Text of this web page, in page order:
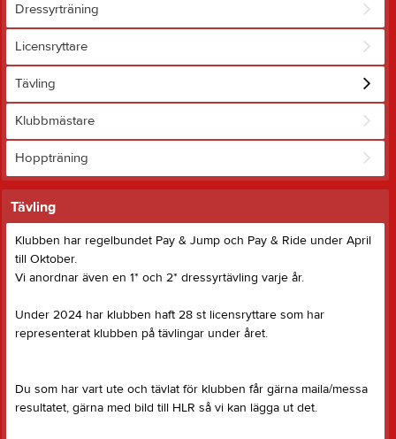
Dressyrträning
Licensryttare
Tävling
Klubbmästare
Hoppträning
Tävling
Klubben har regelbundet Pay & Jump och Pay & Ride under April
till Oktober.
Vi anordnar även en 1* och 2* dressyrtävling varje år.
Under 2024 har klubben haft 28 st licensryttare som har
representerat klubben på tävlingar under året.
Du som har vart ute och tävlat för klubben får gärna maila/messa
resultatet, gärna med bild till HLR så vi kan lägga ut det.